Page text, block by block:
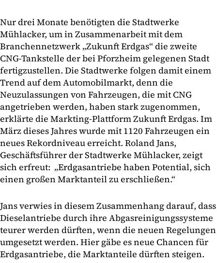
Nur drei Monate benötigten die Stadtwerke
Mühlacker, um in Zusammenarbeit mit dem
Branchennetzwerk „Zukunft Erdgas“ die zweite
CNG-Tankstelle der bei Pforzheim gelegenen Stadt
fertigzustellen. Die Stadtwerke folgen damit einem
Trend auf dem Automobilmarkt, denn die
Neuzulassungen von Fahrzeugen, die mit CNG
angetrieben werden, haben stark zugenommen,
erklärte die Markting-Plattform Zukunft Erdgas. Im
März dieses Jahres wurde mit 1120 Fahrzeugen ein
neues Rekordniveau erreicht. Roland Jans,
Geschäftsführer der Stadtwerke Mühlacker, zeigt
sich erfreut: „Erdgasantriebe haben Potential, sich
einen großen Marktanteil zu erschließen.“
Jans verwies in diesem Zusammenhang darauf, dass
Dieselantriebe durch ihre Abgasreinigungssysteme
teurer werden dürften, wenn die neuen Regelungen
umgesetzt werden. Hier gäbe es neue Chancen für
Erdgasantriebe, die Marktanteile dürften steigen.